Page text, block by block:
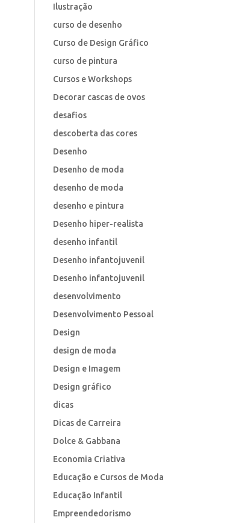
Ilustração
curso de desenho
Curso de Design Gráfico
curso de pintura
Cursos e Workshops
Decorar cascas de ovos
desafios
descoberta das cores
Desenho
Desenho de moda
desenho de moda
desenho e pintura
Desenho hiper-realista
desenho infantil
Desenho infantojuvenil
Desenho infantojuvenil
desenvolvimento
Desenvolvimento Pessoal
Design
design de moda
Design e Imagem
Design gráfico
dicas
Dicas de Carreira
Dolce & Gabbana
Economia Criativa
Educação e Cursos de Moda
Educação Infantil
Empreendedorismo